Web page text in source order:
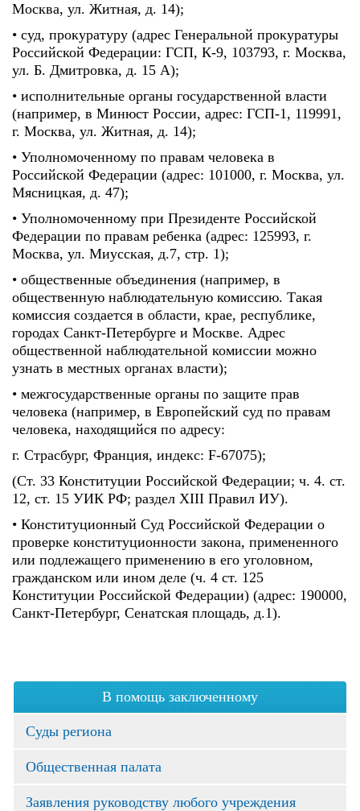
Москва, ул. Житная, д. 14);
• суд, прокуратуру (адрес Генеральной прокуратуры
Российской Федерации: ГСП, К-9, 103793, г. Москва,
ул. Б. Дмитровка, д. 15 А);
• исполнительные органы государственной власти
(например, в Минюст России, адрес: ГСП-1, 119991,
г. Москва, ул. Житная, д. 14);
• Уполномоченному по правам человека в
Российской Федерации (адрес: 101000, г. Москва, ул.
Мясницкая, д. 47);
• Уполномоченному при Президенте Российской
Федерации по правам ребенка (адрес: 125993, г.
Москва, ул. Миусская, д.7, стр. 1);
• общественные объединения (например, в
общественную наблюдательную комиссию. Такая
комиссия создается в области, крае, республике,
городах Санкт-Петербурге и Москве. Адрес
общественной наблюдательной комиссии можно
узнать в местных органах власти);
• межгосударственные органы по защите прав
человека (например, в Европейский суд по правам
человека, находящийся по адресу:
г. Страсбург, Франция, индекс: F-67075);
(Ст. 33 Конституции Российской Федерации; ч. 4. ст.
12, ст. 15 УИК РФ; раздел XIII Правил ИУ).
• Конституционный Суд Российской Федерации о
проверке конституционности закона, примененного
или подлежащего применению в его уголовном,
гражданском или ином деле (ч. 4 ст. 125
Конституции Российской Федерации) (адрес: 190000,
Санкт-Петербург, Сенатская площадь, д.1).
В помощь заключенному
Суды региона
Общественная палата
Заявления руководству любого учреждения